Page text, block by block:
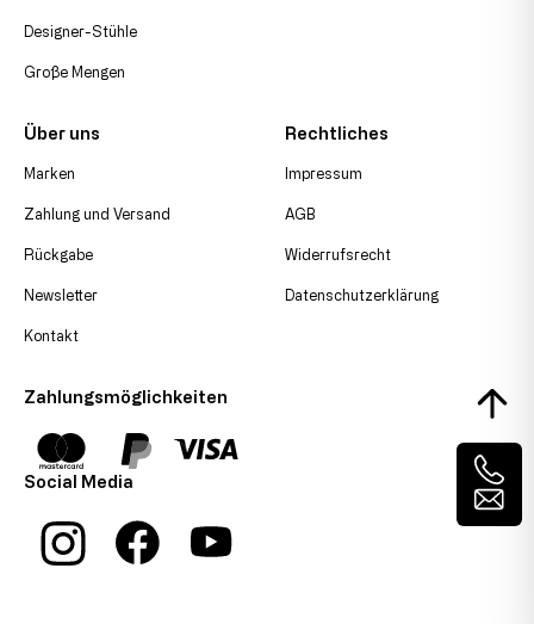
Designer-Stühle
Große Mengen
Über uns
Marken
Zahlung und Versand
Rückgabe
Newsletter
Kontakt
Rechtliches
Impressum
AGB
Widerrufsrecht
Datenschutzerklärung
Zahlungsmöglichkeiten
Social Media